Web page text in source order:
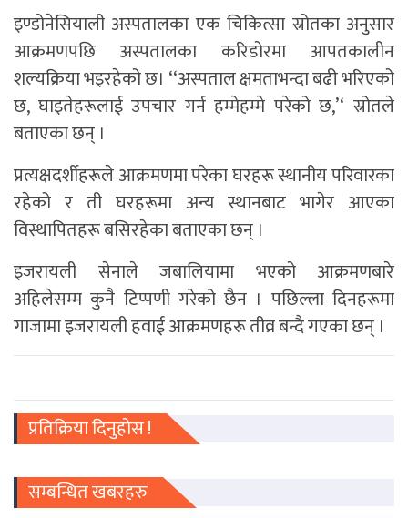
इण्डोनेसियाली अस्पतालका एक चिकित्सा स्रोतका अनुसार
आक्रमणपछि अस्पतालका करिडोरमा आपतकालीन
शल्यक्रिया भइरहेको छ। ‘‘अस्पताल क्षमताभन्दा बढी भरिएको
छ, घाइतेहरूलाई उपचार गर्न हम्मेहम्मे परेको छ,’‘ स्रोतले
बताएका छन् ।
प्रत्यक्षदर्शीहरूले आक्रमणमा परेका घरहरू स्थानीय परिवारका
रहेको र ती घरहरूमा अन्य स्थानबाट भागेर आएका
विस्थापितहरू बसिरहेका बताएका छन् ।
इजरायली सेनाले जबालियामा भएको आक्रमणबारे
अहिलेसम्म कुनै टिप्पणी गरेको छैन । पछिल्ला दिनहरूमा
गाजामा इजरायली हवाई आक्रमणहरू तीव्र बन्दै गएका छन् ।
प्रतिक्रिया दिनुहोस !
सम्बन्धित खबरहरु